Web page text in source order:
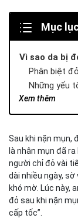
Mục
Xem thêm
Vì sao da bị
Phân biệt
Những yếu
Nên làm gì
Chăm sóc
Những điều
mụn
Trị mụn cấp
tình trạng
Vì sao
Mục tiêu
Sau khi nặn mụn,
là nhân mụn đã
người chỉ đỏ vài
dài nhiều ngày,
khó mờ. Lúc này,
đỏ sau khi nặn
cấp tốc”.